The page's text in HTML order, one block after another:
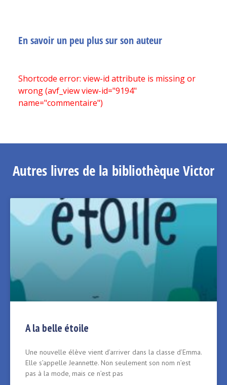
En savoir un peu plus sur son auteur
Shortcode error: view-id attribute is missing or
wrong (avf_view view-id="9194"
name="commentaire")
Autres livres de la bibliothèque Victor
A la belle étoile
Une nouvelle élève vient d’arriver dans la classe d’Emma.
Elle s’appelle Jeannette. Non seulement son nom n’est
pas à la mode, mais ce n’est pas